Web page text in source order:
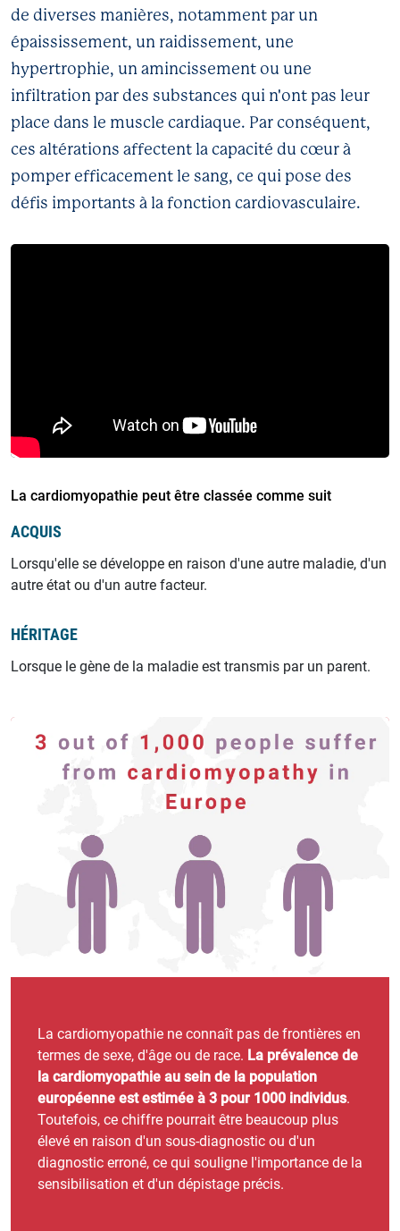
Cholestérol
Maladie rénale chronique
Thérapie génique
Crise cardiaque
Insuffisance cardiaque
Cardiomyopathie hypertrophique
Cardiomyopathie
Cholestérol
Maladie rénale chronique
Diabète
Thérapie génique
Crise cardiaque
Insuffisance cardiaque
Accident vasculaire cérébral
Cardiomyopathie amyloïde liée à la transthyrétine
de diverses manières, notamment par un
épaississement, un raidissement, une
hypertrophie, un amincissement ou une
infiltration par des substances qui n'ont pas leur
place dans le muscle cardiaque. Par conséquent,
ces altérations affectent la capacité du cœur à
pomper efficacement le sang, ce qui pose des
défis importants à la fonction cardiovasculaire.
La cardiomyopathie peut être classée comme suit
ACQUIS
Lorsqu'elle se développe en raison d'une autre maladie, d'un
autre état ou d'un autre facteur.
HÉRITAGE
Lorsque le gène de la maladie est transmis par un parent.
La cardiomyopathie ne connaît pas de frontières en
termes de sexe, d'âge ou de race. La prévalence de
la cardiomyopathie au sein de la population
européenne est estimée à 3 pour 1000 individus.
Toutefois, ce chiffre pourrait être beaucoup plus
élevé en raison d'un sous-diagnostic ou d'un
diagnostic erroné, ce qui souligne l'importance de la
sensibilisation et d'un dépistage précis.